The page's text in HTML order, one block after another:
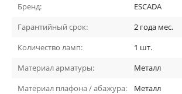
Бренд:
ESCADA
Гарантийный срок:
2 года мес.
Количество ламп:
1 шт.
Материал арматуры:
Металл
Материал плафона / абажура:
Металл